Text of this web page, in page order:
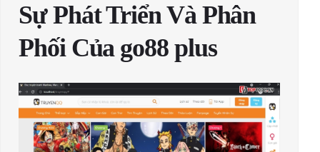
Sự Phát Triển Và Phân
Phối Của go88 plus